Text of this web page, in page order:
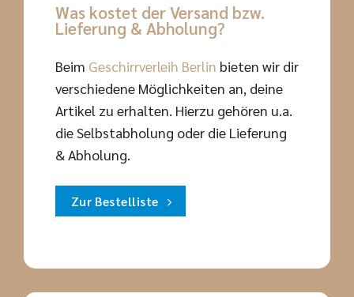
Was kostet der Versand bzw.
Lieferung & Abholung?
Beim Geschirrverleih Berlin bieten wir dir
verschiedene Möglichkeiten an, deine
Artikel zu erhalten. Hierzu gehören u.a.
die Selbstabholung oder die Lieferung
& Abholung.
Zur Bestelliste